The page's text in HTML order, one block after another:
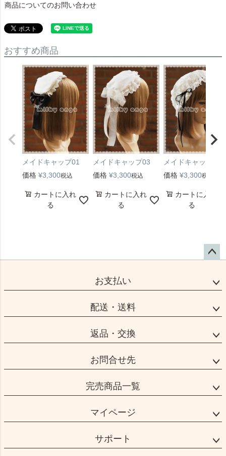
商品についてのお問い合わせ
おすすめ商品
メイドキャップ01
価格 ¥3,300税込
カートに入れ
る
メイドキャップ03
価格 ¥3,300税込
カートに入れ
る
メイドキャップ05
価格 ¥3,300税込
カートに入れ
る
ップ
お支払い
配送・送料
返品・交換
お問合せ先
完売商品一覧
マイページ
サポート